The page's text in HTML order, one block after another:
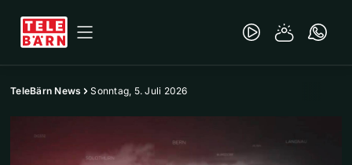
TeleBärn News Sonntag, 5. Juli 2026